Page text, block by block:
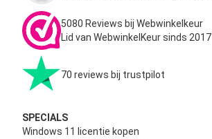
5080 Reviews bij Webwinkelkeur
Lid van WebwinkelKeur sinds 2017
70 reviews bij trustpilot
SPECIALS
Windows 11 licentie kopen